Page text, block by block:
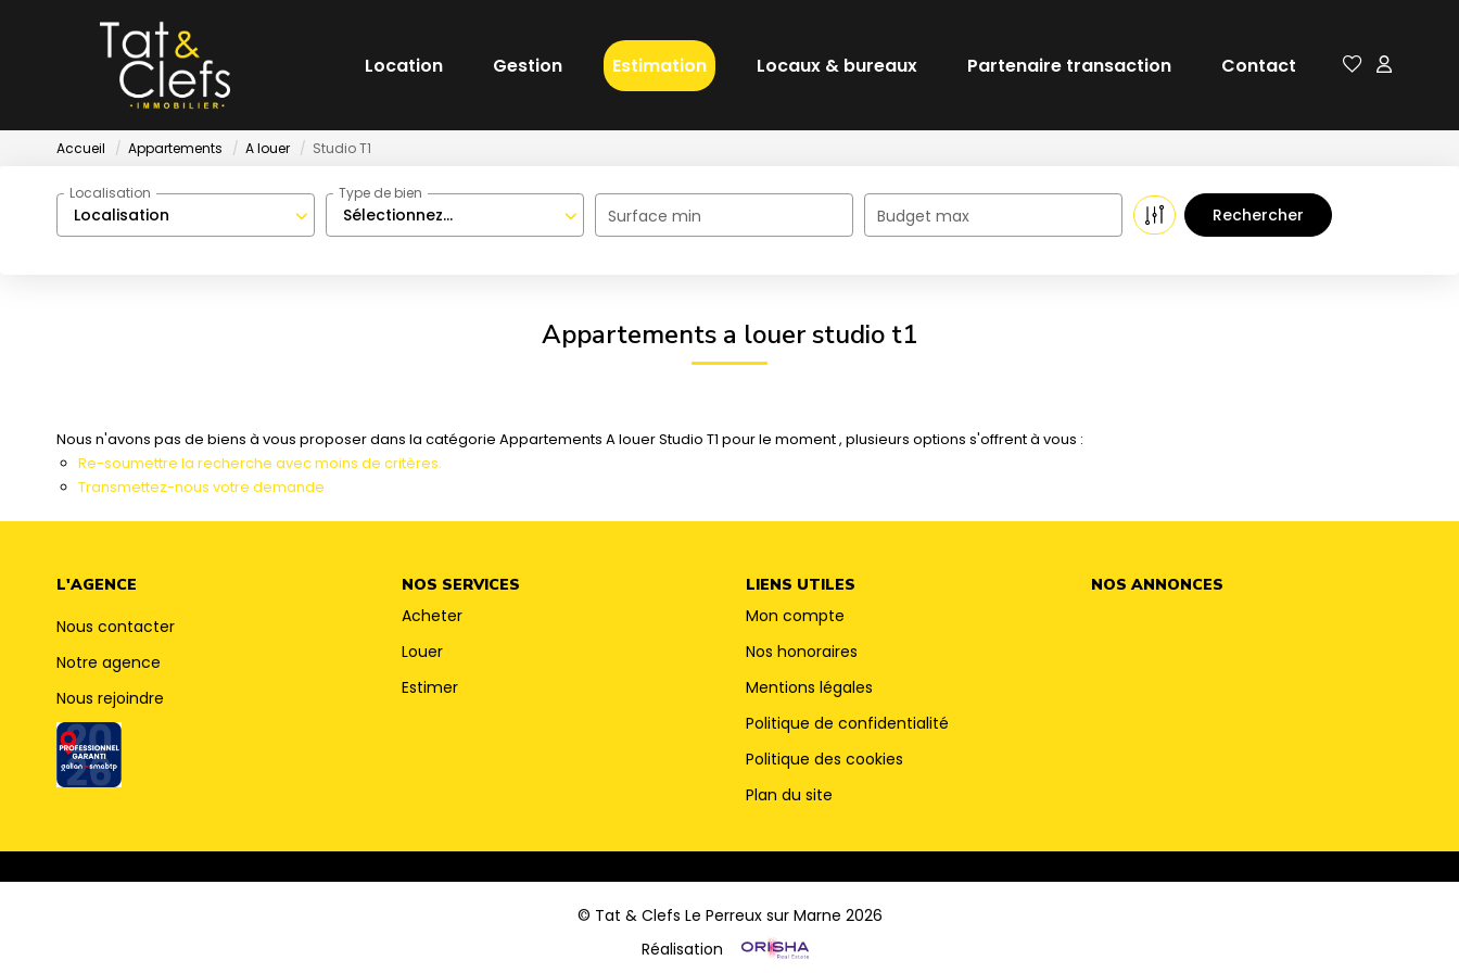
Location Gestion Estimation Locaux & bureaux Partenaire transaction Contact
Accueil Appartements A louer Studio T1
Localisation
Localisation
Sélectionnez...
Type de bien
Surface min Budget max
Appartements a louer studio t1
Nous n'avons pas de biens à vous proposer dans la catégorie Appartements A louer Studio T1 pour le moment , plusieurs options s'offrent à vous :
Re-soumettre la recherche avec moins de critères.
Transmettez-nous votre demande
L'AGENCE
Nous contacter
Notre agence
Nous rejoindre
NOS SERVICES
Acheter
Louer
Estimer
LIENS UTILES
Mon compte
Nos honoraires
Mentions légales
Politique de confidentialité
Politique des cookies
Plan du site
NOS ANNONCES
© Tat & Clefs Le Perreux sur Marne 2026
Réalisation